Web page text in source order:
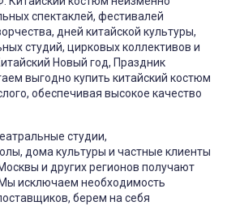
спектаклей, фестивалей
дней китайской культуры,
студий, цирковых коллективов и
Новый год, Праздник
выгодно купить китайский костюм
обеспечивая высокое качество
студии,
дома культуры и частные клиенты
и других регионов получают
исключаем необходимость
берем на себя